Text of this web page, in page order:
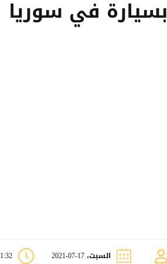
بسيارة في سوريا
السبت، 17-07-2021